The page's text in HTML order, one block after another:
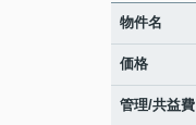
物件名
価格
管理/共益費